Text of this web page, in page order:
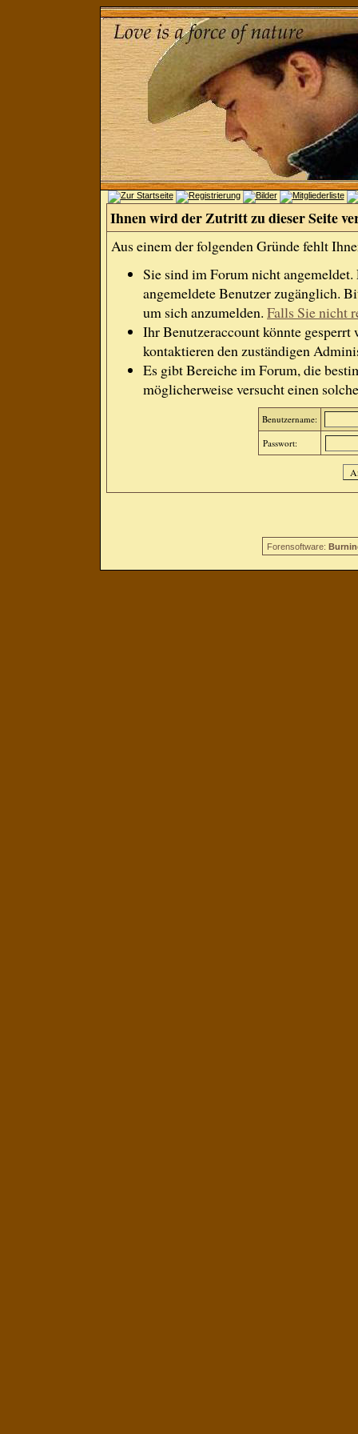
Ihnen wird der Zutritt zu dieser Seite
Aus einem der folgenden Gründe fehlt
Sie sind im Forum nicht
angemeldete Benutzer zugänglich.
um sich anzumelden. Falls Sie nicht
Ihr Benutzeraccount könnte gesperrt
kontaktieren den zuständigen
Es gibt Bereiche im Forum, die
möglicherweise versucht einen
Benutzername:
Passwort:
Forensoftware: